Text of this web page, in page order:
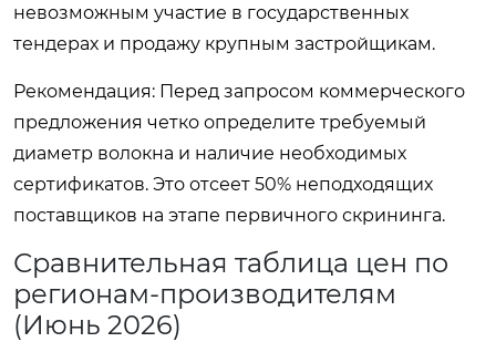
невозможным участие в государственных
тендерах и продажу крупным застройщикам.
Рекомендация: Перед запросом коммерческого
предложения четко определите требуемый
диаметр волокна и наличие необходимых
сертификатов. Это отсеет 50% неподходящих
поставщиков на этапе первичного скрининга.
Сравнительная таблица цен по
регионам-производителям
(Июнь 2026)